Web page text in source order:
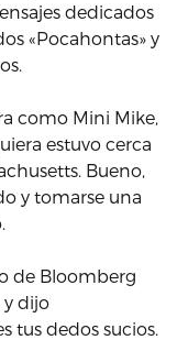
dedicados
«Pocahontas» y
como Mini Mike,
estuvo cerca
Bueno,
y tomarse una
de Bloomberg
y dijo
tus dedos sucios.